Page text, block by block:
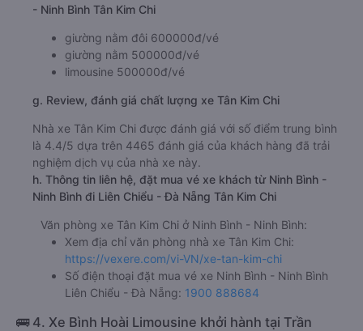
- Ninh Bình Tân Kim Chi
giường nằm đôi 600000đ/vé
giường nằm 500000đ/vé
limousine 500000đ/vé
g. Review, đánh giá chất lượng xe Tân Kim Chi
Nhà xe Tân Kim Chi được đánh giá với số điểm trung bình
là 4.4/5 dựa trên 4465 đánh giá của khách hàng đã trải
nghiệm dịch vụ của nhà xe này.
h. Thông tin liên hệ, đặt mua vé xe khách từ Ninh Bình -
Ninh Bình đi Liên Chiểu - Đà Nẵng Tân Kim Chi
Văn phòng xe Tân Kim Chi ở Ninh Bình - Ninh Bình:
Xem địa chỉ văn phòng nhà xe Tân Kim Chi:
https://vexere.com/vi-VN/xe-tan-kim-chi
Số điện thoại đặt mua vé xe Ninh Bình - Ninh Bình
Liên Chiểu - Đà Nẵng: 1900 888684
🚌 4. Xe Bình Hoài Limousine khởi hành tại Trần